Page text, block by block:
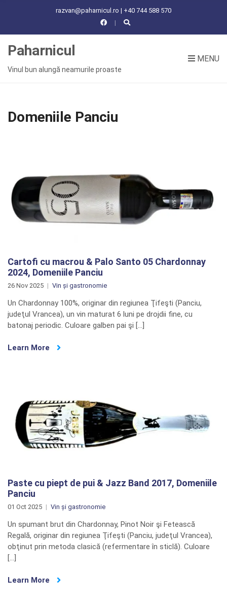
razvan@paharnicul.ro | +40 744 588 570
R
Paharnicul
Vinul bun alungă neamurile proaste
MENU
Domeniile Panciu
Cartofi cu macrou & Palo Santo 05 Chardonnay
2024, Domeniile Panciu
26 Nov 2025 Vin și gastronomie
Un Chardonnay 100%, originar din regiunea Ţifeşti (Panciu,
judeţul Vrancea), un vin maturat 6 luni pe drojdii fine, cu
batonaj periodic. Culoare galben pai şi […]
Learn More
Paste cu piept de pui & Jazz Band 2017, Domeniile
Panciu
01 Oct 2025 Vin și gastronomie
Un spumant brut din Chardonnay, Pinot Noir şi Fetească
Regală, originar din regiunea Ţifeşti (Panciu, judeţul Vrancea),
obţinut prin metoda clasică (refermentare în sticlă). Culoare
[…]
Learn More